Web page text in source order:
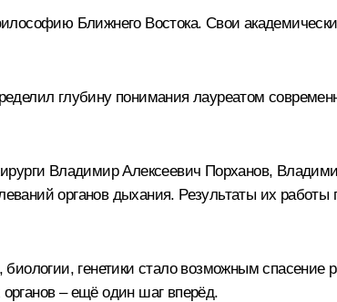
Ближнего Востока. Свои
глубину понимания лауреатом
Владимир Алексеевич Порханов,
органов дыхания. Результаты их
генетики стало возможным
– ещё один шаг вперёд.